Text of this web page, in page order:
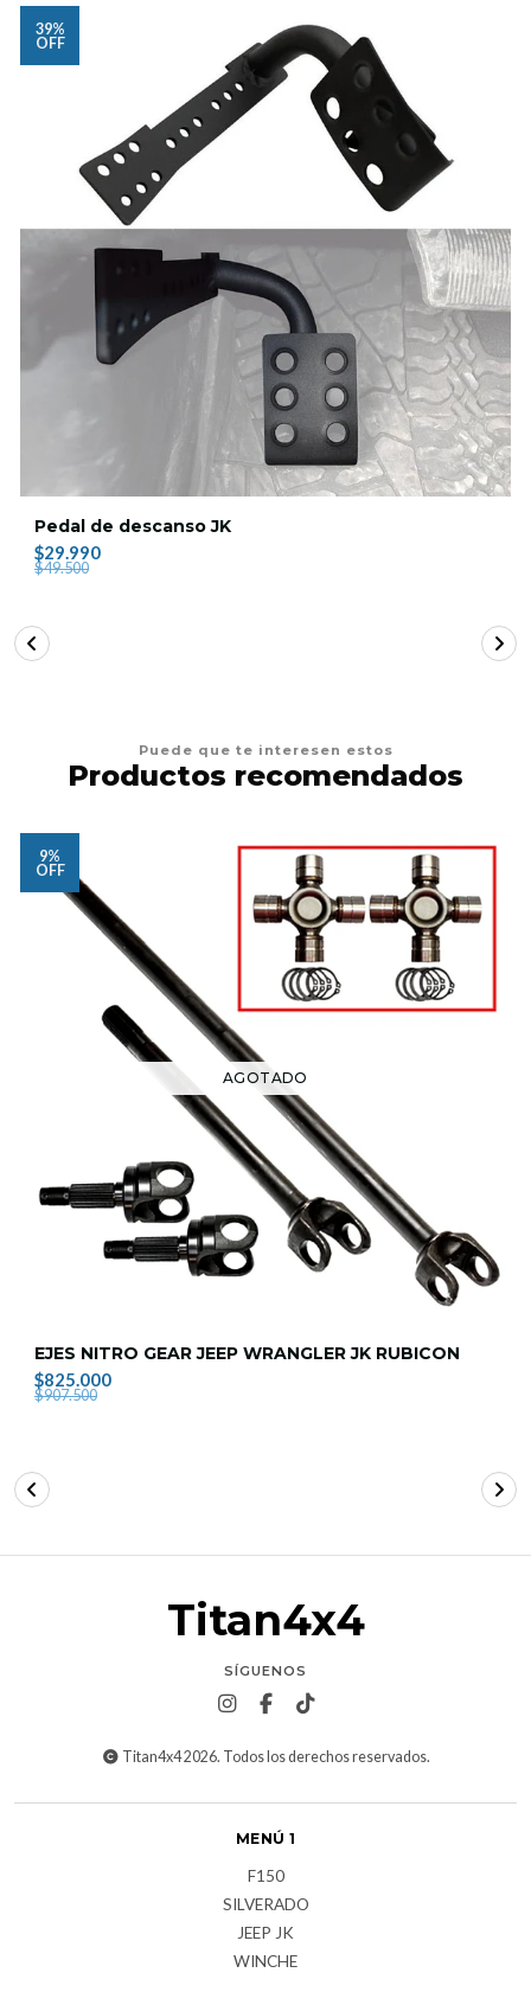
39%
OFF
Pedal de descanso JK
$29.990
$49.500
Puede que te interesen estos
Productos recomendados
9%
OFF
AGOTADO
EJES NITRO GEAR JEEP WRANGLER JK RUBICON
$825.000
$907.500
Titan4x4
SÍGUENOS
Titan4x4 2026. Todos los derechos reservados.
MENÚ 1
F150
SILVERADO
JEEP JK
WINCHE